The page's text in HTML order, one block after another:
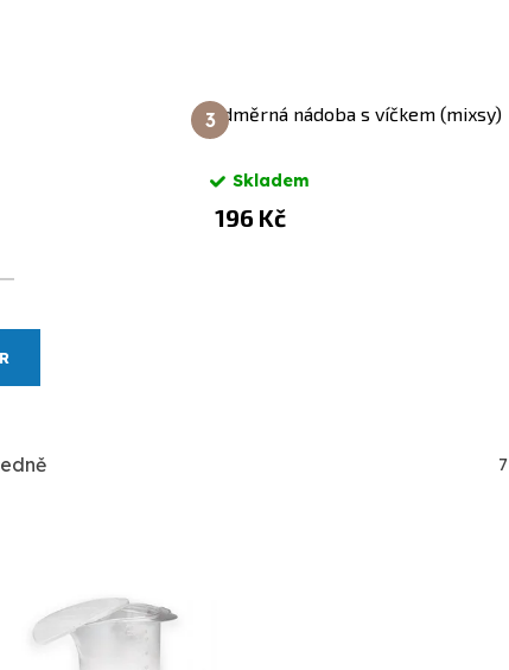
Odměrná nádoba s víčkem (mixsy)
Skladem
196 Kč
7